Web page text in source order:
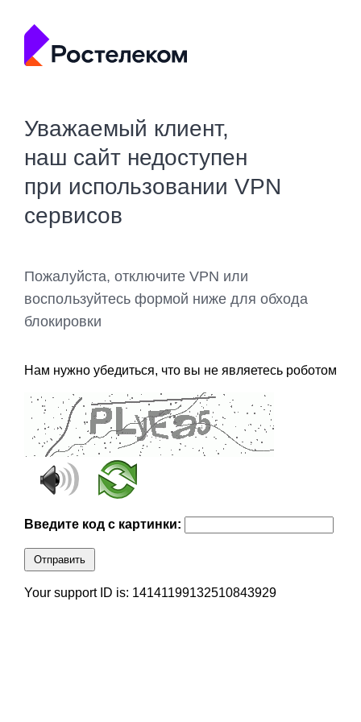
Уважаемый клиент,
наш сайт недоступен
при использовании VPN
сервисов
Пожалуйста, отключите VPN или
воспользуйтесь формой ниже для обхода
блокировки
Нам нужно убедиться, что вы не являетесь роботом
Введите код с картинки:
Отправить
Your support ID is: 14141199132510843929